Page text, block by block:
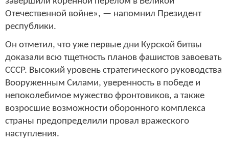
Отечественной войне», — напомнил Президент
республики.
Он отметил, что уже первые дни Курской битвы
доказали всю тщетность планов фашистов завоевать
СССР. Высокий уровень стратегического руководства
Вооруженным Силами, уверенность в победе и
непоколебимое мужество фронтовиков, а также
возросшие возможности оборонного комплекса
страны предопределили провал вражеского
наступления.